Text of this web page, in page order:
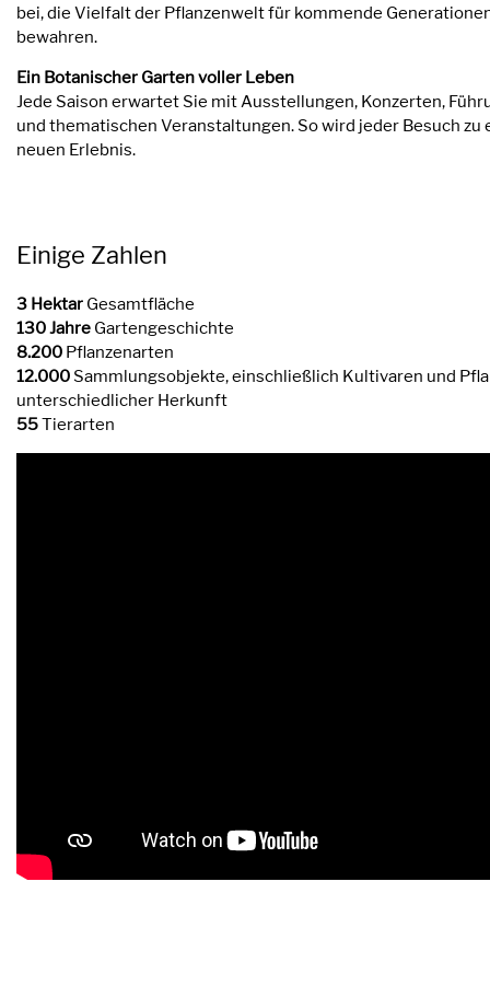
bei, die Vielfalt der Pflanzenwelt für kommende
bewahren.
Ein Botanischer Garten voller Leben
Jede Saison erwartet Sie mit Ausstellungen, Konzerten,
und thematischen Veranstaltungen. So wird jeder Besuch zu
neuen Erlebnis.
Einige Zahlen
3 Hektar Gesamtfläche
130 Jahre Gartengeschichte
8.200 Pflanzenarten
12.000 Sammlungsobjekte, einschließlich Kultivaren und
unterschiedlicher Herkunft
55Tierarten